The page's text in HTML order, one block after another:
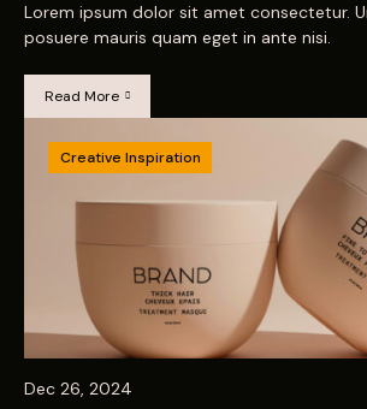
Lorem ipsum dolor sit amet consectetur.
posuere mauris quam eget in ante nisi.
Read More
Creative Inspiration
Dec 26, 2024